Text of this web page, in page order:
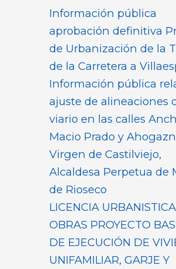
Información pública
aprobación definitiva
de Urbanización de la
de la Carretera a
Información pública
ajuste de alineaciones
viario en las calles
Macio Prado y
Virgen de Castilviejo,
Alcaldesa Perpetua de
de Rioseco
LICENCIA
OBRAS PROYECTO
DE EJECUCIÓN DE
UNIFAMILIAR, GARJE Y